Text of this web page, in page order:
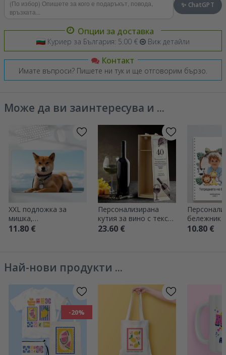
✨ ChatGPT
Опции за доставка
Куриер за България: 5.00 € Виж детайли
Контакт
Имате въпроси? Пишете ни тук и ще отговорим бързо.
Може да ви заинтересува и ...
XXL подложка за
мишка,
персонализирана с
11.80 €
Персонализирана
кутия за вино с текст
за рожден ден -
23.60 €
бележник
текст -
10.80 €
Най-нови продукти ...
-20%